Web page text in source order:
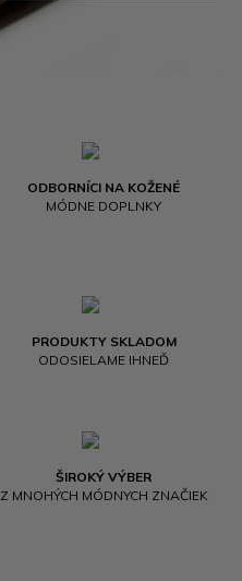
ODBORNÍCI NA KOŽENÉ
MÓDNE DOPLNKY
PRODUKTY SKLADOM
ODOSIELAME IHNEĎ
ŠIROKÝ VÝBER
Z MNOHÝCH MÓDNYCH ZNAČIEK